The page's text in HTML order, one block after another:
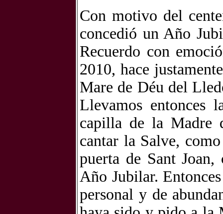
Con motivo del
concedió un Año
Recuerdo con
2010, hace
Mare de Déu del
Llevamos
capilla de la Madre
cantar la Salve,
puerta de Sant
Año Jubilar.
personal y de